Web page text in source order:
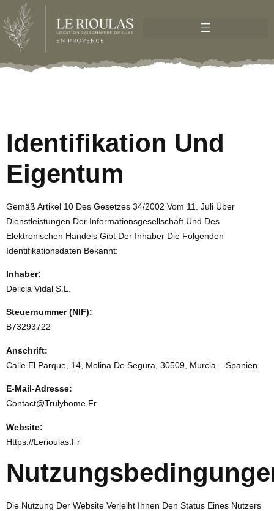
Identifikation Und
Eigentum
Gemäß Artikel 10 Des Gesetzes 34/2002 Vom 11. Juli Über
Dienstleistungen Der Informationsgesellschaft Und Des
Elektronischen Handels Gibt Der Inhaber Die Folgenden
Identifikationsdaten Bekannt:
Inhaber:
Delicia Vidal S.L.
Steuernummer (NIF):
B73293722
Anschrift:
Calle El Parque, 14, Molina De Segura, 30509, Murcia – Spanien.
E-Mail-Adresse:
Contact@trulyhome.fr
Website:
Https://lerioulas.fr
Die Nutzung Der Website Verleiht Ihnen Den Status Eines Nutzers